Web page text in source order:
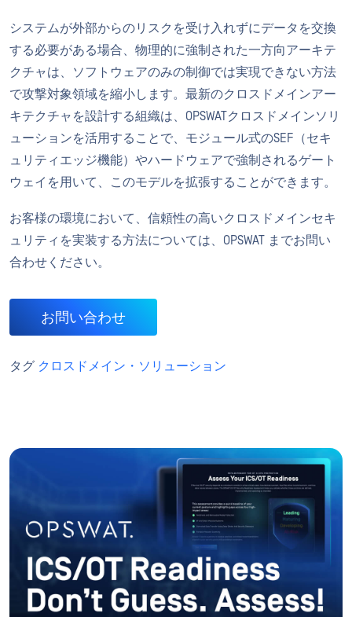
システムが外部からのリスクを受け入れずにデータを交換
する必要がある場合、物理的に強制された一方向アーキテ
クチャは、ソフトウェアのみの制御では実現できない方法
で攻撃対象領域を縮小します。最新のクロスドメインアー
キテクチャを設計する組織は、OPSWATクロスドメインソリ
ューションを活用することで、モジュール式のSEF（セキ
ュリティエッジ機能）やハードウェアで強制されるゲート
ウェイを用いて、このモデルを拡張することができます。
お客様の環境において、信頼性の高いクロスドメインセキ
ュリティを実装する方法については、OPSWAT までお問い
合わせください。
お問い合わせ
タグ クロスドメイン・ソリューション